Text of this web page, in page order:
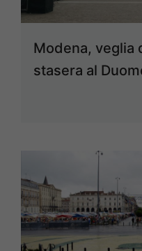
Modena, veglia
stasera al